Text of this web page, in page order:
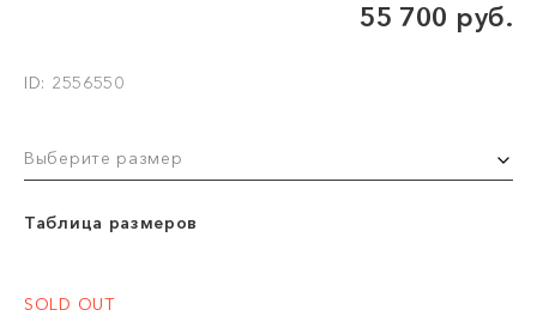
55 700 руб.
ID: 2556550
Выберите размер
Таблица размеров
SOLD OUT